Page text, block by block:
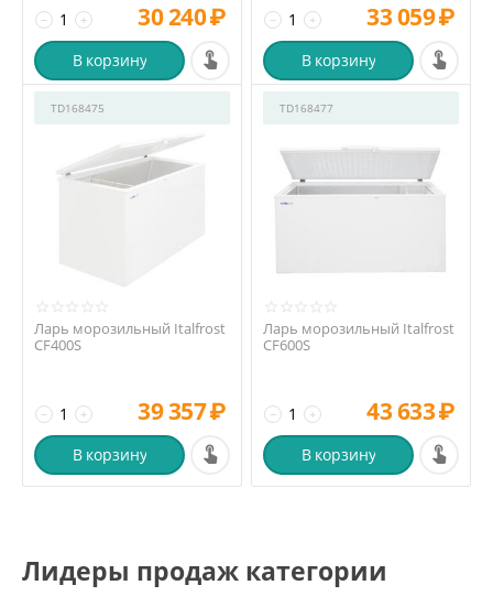
+
− 30 240₽
В корзину
+
− 33 059₽
В корзину
TD168475
Ларь морозильный Italfrost
CF400S
+
− 39 357₽
В корзину
TD168477
Ларь морозильный Italfrost
CF600S
+
− 43 633₽
В корзину
Лидеры продаж категории